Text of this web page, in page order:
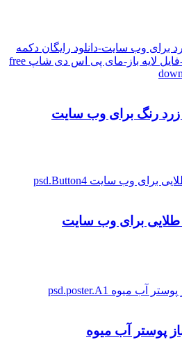
زرد رنگ برای وب سایت
طلایی برای وب سایت
پوستر آب میوه